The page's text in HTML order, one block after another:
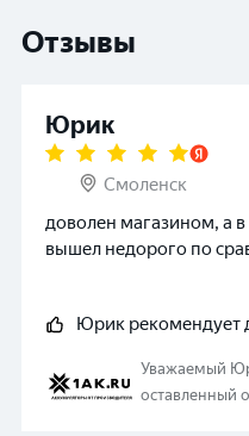
Отзывы
Юрик
Смоленск
доволен магазином, а
вышел недорого по
Юрик рекомендует
Уважаемый
оставленный